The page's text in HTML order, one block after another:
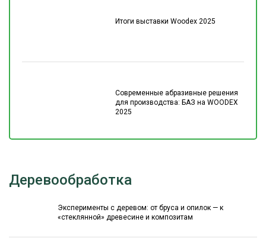
Итоги выставки Woodex 2025
Современные абразивные решения
для производства: БАЗ на WOODEX
2025
Деревообработка
Эксперименты с деревом: от бруса и опилок — к
«стеклянной» древесине и композитам